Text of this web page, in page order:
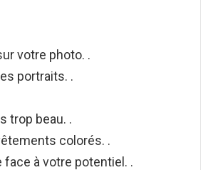
votre photo. .
portraits. .
trop beau. .
colorés. .
face à votre potentiel. .